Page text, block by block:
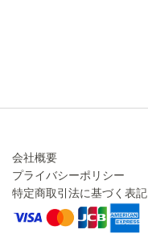
会社概要
プライバシーポリシー
特定商取引法に基づく表記